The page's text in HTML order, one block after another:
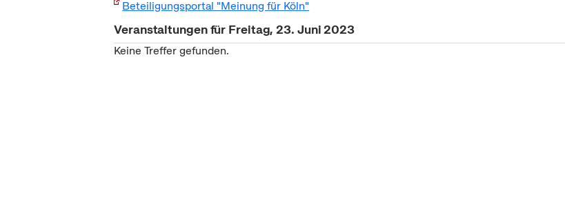
Beteiligungsportal "Meinung für Köln"
Veranstaltungen für Freitag, 23. Juni 2023
Keine Treffer gefunden.